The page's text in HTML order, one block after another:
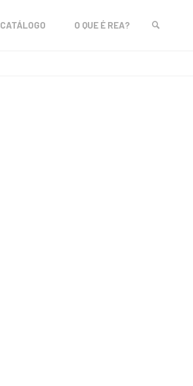
CATÁLOGO O QUE É REA?